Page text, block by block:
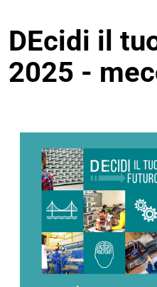
DEcidi il
2025 -